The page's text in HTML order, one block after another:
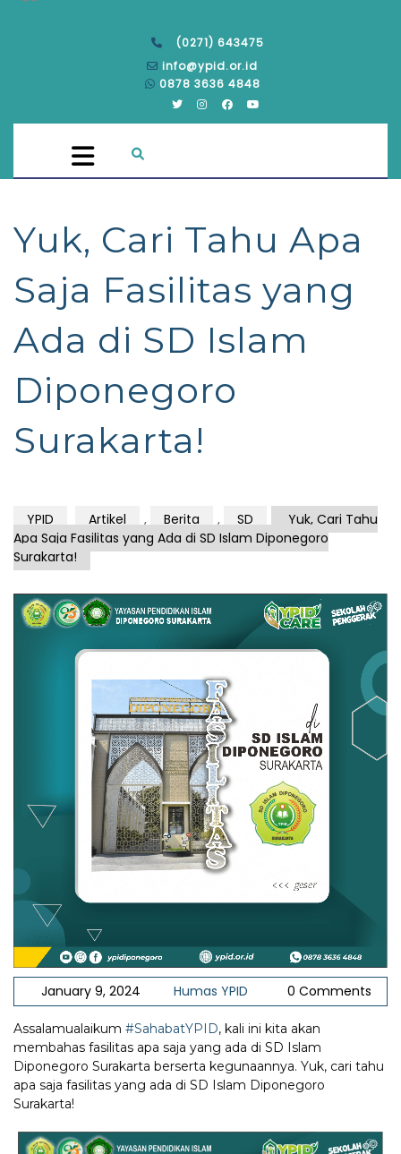
(0271) 643475
info@ypid.or.id
0878 3636 4848
Yuk, Cari Tahu Apa
Saja Fasilitas yang
Ada di SD Islam
Diponegoro
Surakarta!
YPID Artikel , Berita , SD
Yuk, Cari Tahu
Apa Saja Fasilitas yang Ada di SD Islam Diponegoro
Surakarta!
January 9, 2024 Humas YPID 0 Comments
Assalamualaikum #SahabatYPID, kali ini kita akan
membahas fasilitas apa saja yang ada di SD Islam
Diponegoro Surakarta berserta kegunaannya. Yuk, cari tahu
apa saja fasilitas yang ada di SD Islam Diponegoro
Surakarta!